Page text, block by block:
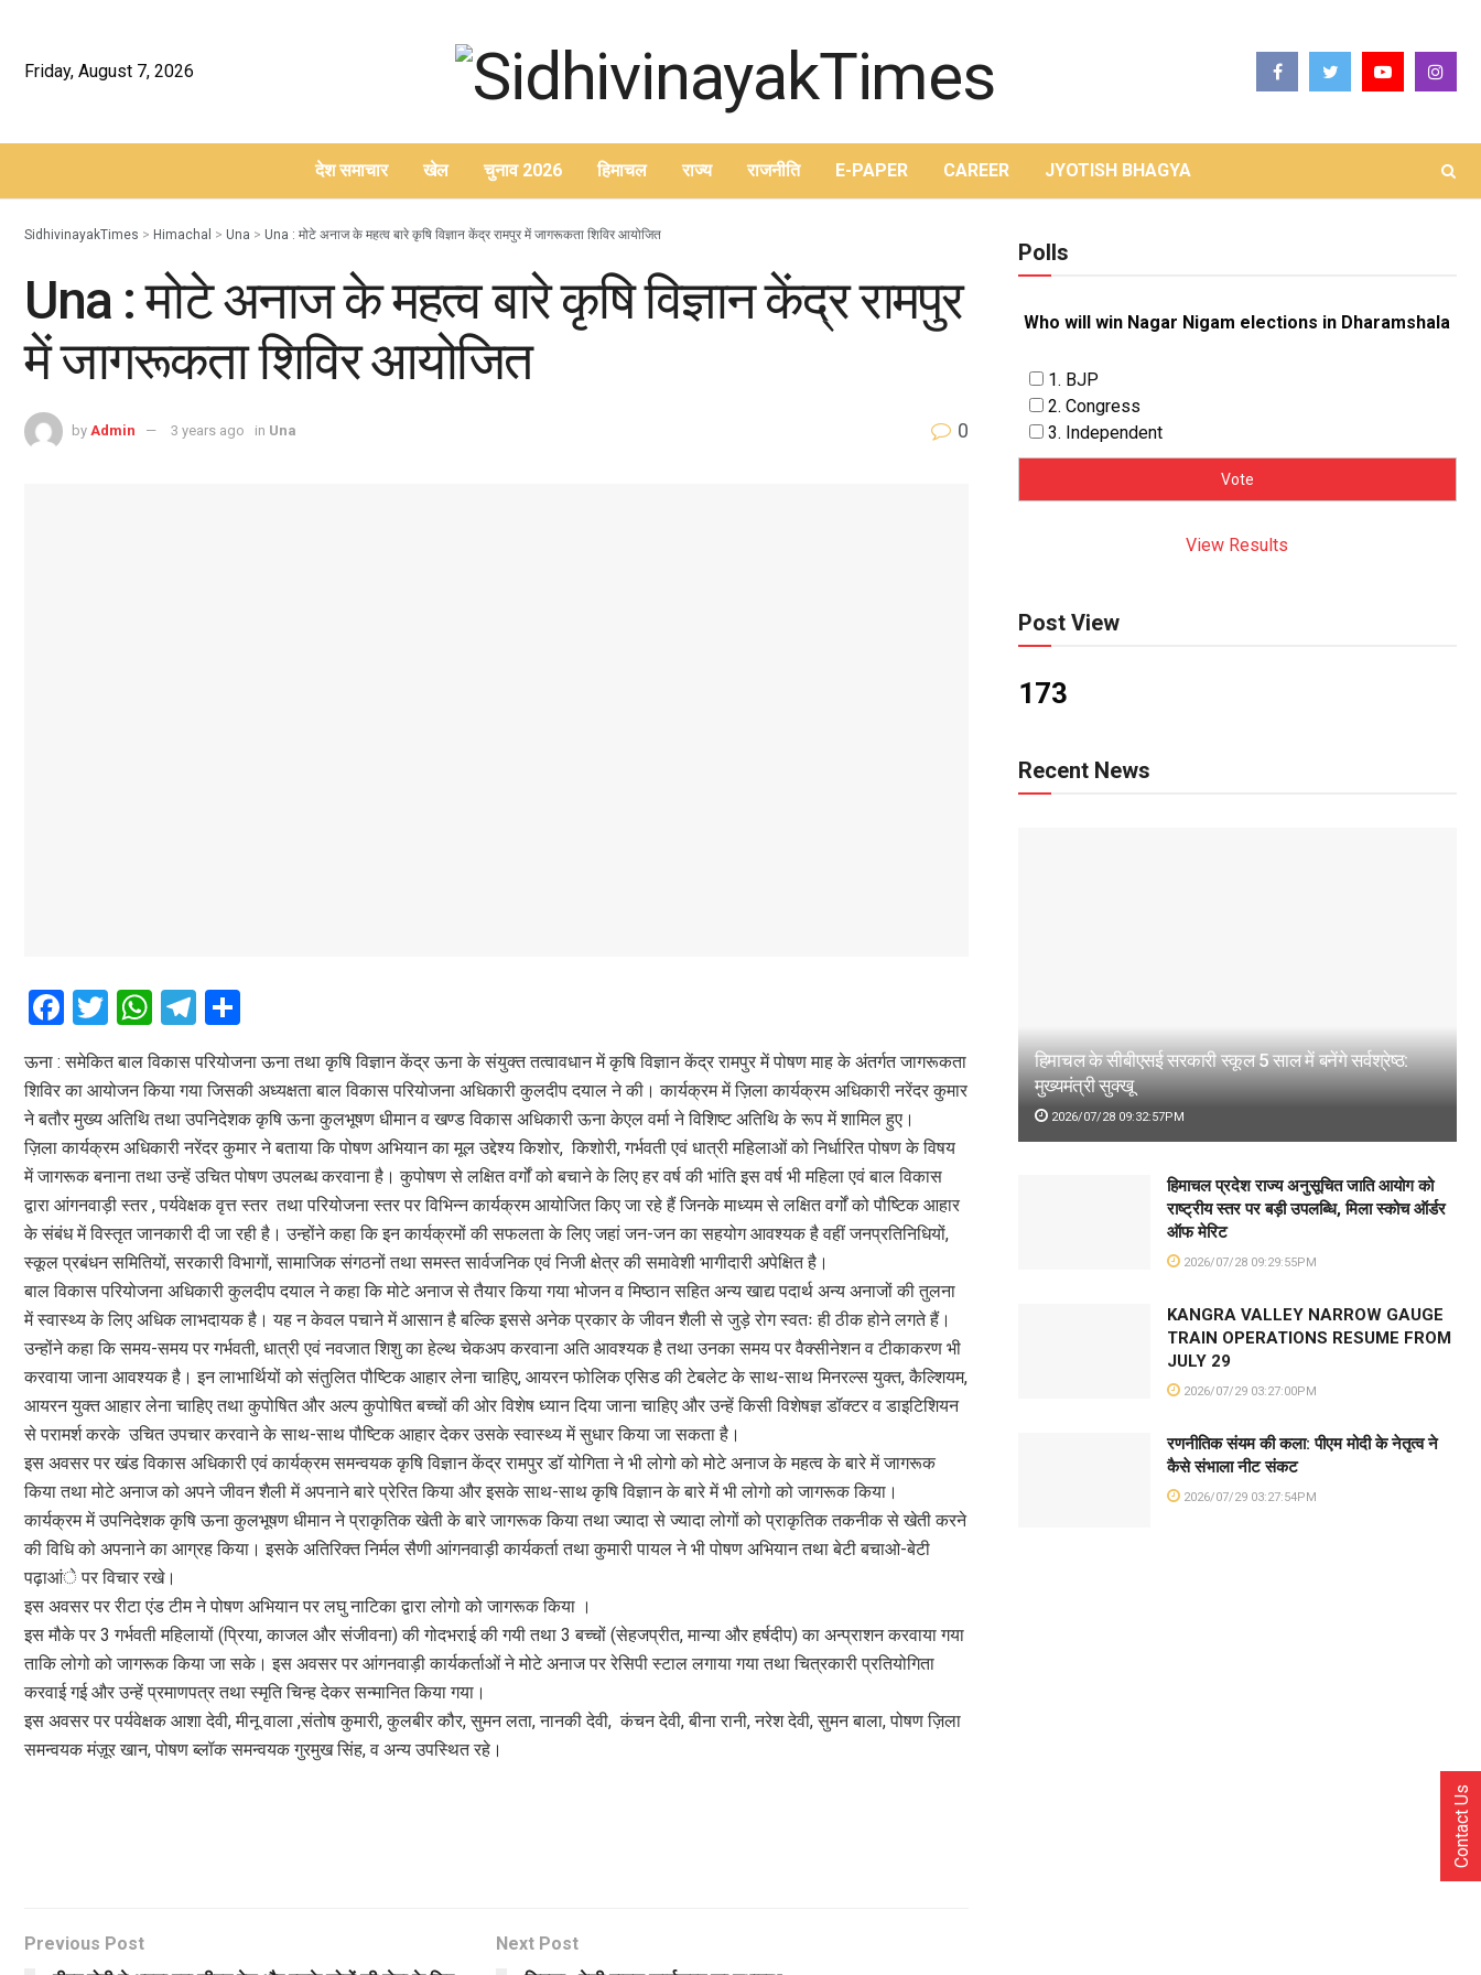
Friday, August 7, 2026
देश समाचार खेल चुनाव 2026 हिमाचल राज्य राजनीति E-PAPER CAREER JYOTISH BHAGYA
SidhivinayakTimes > Himachal > Una > Una : मोटे अनाज के महत्व बारे कृषि विज्ञान केंद्र रामपुर में जागरूकता शिविर आयोजित
Una : मोटे अनाज के महत्व बारे कृषि विज्ञान केंद्र रामपुर
में जागरूकता शिविर आयोजित
by Admin 3 years ago in Una 0
F
a
ce
b
o
o
k
T
tt
er
W
h
at
s
A
p
p
T
el
e
gr
a
m
ar
e
ऊना : समेकित बाल विकास परियोजना ऊना तथा कृषि विज्ञान केंद्र ऊना के संयुक्त तत्वावधान में कृषि विज्ञान केंद्र रामपुर में पोषण माह के अंतर्गत जागरूकता
शिविर का आयोजन किया गया जिसकी अध्यक्षता बाल विकास परियोजना अधिकारी कुलदीप दयाल ने की। कार्यक्रम में ज़िला कार्यक्रम अधिकारी नरेंदर कुमार
ने बतौर मुख्य अतिथि तथा उपनिदेशक कृषि ऊना कुलभूषण धीमान व खण्ड विकास अधिकारी ऊना केएल वर्मा ने विशिष्ट अतिथि के रूप में शामिल हुए।
ज़िला कार्यक्रम अधिकारी नरेंदर कुमार ने बताया कि पोषण अभियान का मूल उद्देश्य किशोर, किशोरी, गर्भवती एवं धात्री महिलाओं को निर्धारित पोषण के विषय
में जागरूक बनाना तथा उन्हें उचित पोषण उपलब्ध करवाना है। कुपोषण से लक्षित वर्गों को बचाने के लिए हर वर्ष की भांति इस वर्ष भी महिला एवं बाल विकास
द्वारा आंगनवाड़ी स्तर , पर्यवेक्षक वृत्त स्तर तथा परियोजना स्तर पर विभिन्न कार्यक्रम आयोजित किए जा रहे हैं जिनके माध्यम से लक्षित वर्गों को पौष्टिक आहार
के संबंध में विस्तृत जानकारी दी जा रही है। उन्होंने कहा कि इन कार्यक्रमों की सफलता के लिए जहां जन-जन का सहयोग आवश्यक है वहीं जनप्रतिनिधियों,
स्कूल प्रबंधन समितियों, सरकारी विभागों, सामाजिक संगठनों तथा समस्त सार्वजनिक एवं निजी क्षेत्र की समावेशी भागीदारी अपेक्षित है।
बाल विकास परियोजना अधिकारी कुलदीप दयाल ने कहा कि मोटे अनाज से तैयार किया गया भोजन व मिष्ठान सहित अन्य खाद्य पदार्थ अन्य अनाजों की तुलना
में स्वास्थ्य के लिए अधिक लाभदायक है। यह न केवल पचाने में आसान है बल्कि इससे अनेक प्रकार के जीवन शैली से जुड़े रोग स्वतः ही ठीक होने लगते हैं।
उन्होंने कहा कि समय-समय पर गर्भवती, धात्री एवं नवजात शिशु का हेल्थ चेकअप करवाना अति आवश्यक है तथा उनका समय पर वैक्सीनेशन व टीकाकरण भी
करवाया जाना आवश्यक है। इन लाभार्थियों को संतुलित पौष्टिक आहार लेना चाहिए, आयरन फोलिक एसिड की टेबलेट के साथ-साथ मिनरल्स युक्त, कैल्शियम,
आयरन युक्त आहार लेना चाहिए तथा कुपोषित और अल्प कुपोषित बच्चों की ओर विशेष ध्यान दिया जाना चाहिए और उन्हें किसी विशेषज्ञ डॉक्टर व डाइटिशियन
से परामर्श करके उचित उपचार करवाने के साथ-साथ पौष्टिक आहार देकर उसके स्वास्थ्य में सुधार किया जा सकता है।
इस अवसर पर खंड विकास अधिकारी एवं कार्यक्रम समन्वयक कृषि विज्ञान केंद्र रामपुर डॉ योगिता ने भी लोगो को मोटे अनाज के महत्व के बारे में जागरूक
किया तथा मोटे अनाज को अपने जीवन शैली में अपनाने बारे प्रेरित किया और इसके साथ-साथ कृषि विज्ञान के बारे में भी लोगो को जागरूक किया।
कार्यक्रम में उपनिदेशक कृषि ऊना कुलभूषण धीमान ने प्राकृतिक खेती के बारे जागरूक किया तथा ज्यादा से ज्यादा लोगों को प्राकृतिक तकनीक से खेती करने
की विधि को अपनाने का आग्रह किया। इसके अतिरिक्त निर्मल सैणी आंगनवाड़ी कार्यकर्ता तथा कुमारी पायल ने भी पोषण अभियान तथा बेटी बचाओ-बेटी
पढ़ाआंे पर विचार रखे।
इस अवसर पर रीटा एंड टीम ने पोषण अभियान पर लघु नाटिका द्वारा लोगो को जागरूक किया ।
इस मौके पर 3 गर्भवती महिलायों (प्रिया, काजल और संजीवना) की गोदभराई की गयी तथा 3 बच्चों (सेहजप्रीत, मान्या और हर्षदीप) का अन्प्राशन करवाया गया
ताकि लोगो को जागरूक किया जा सके। इस अवसर पर आंगनवाड़ी कार्यकर्ताओं ने मोटे अनाज पर रेसिपी स्टाल लगाया गया तथा चित्रकारी प्रतियोगिता
करवाई गई और उन्हें प्रमाणपत्र तथा स्मृति चिन्ह देकर सन्मानित किया गया।
इस अवसर पर पर्यवेक्षक आशा देवी, मीनू वाला ,संतोष कुमारी, कुलबीर कौर, सुमन लता, नानकी देवी, कंचन देवी, बीना रानी, नरेश देवी, सुमन बाला, पोषण ज़िला
समन्वयक मंज़ूर खान, पोषण ब्लॉक समन्वयक गुरमुख सिंह, व अन्य उपस्थित रहे।
Previous Post
Next Post
Polls
Who will win Nagar Nigam elections in Dharamshala
1. BJP
2. Congress
3. Independent
View Results
Post View
173
Recent News
हिमाचल के सीबीएसई सरकारी स्कूल 5 साल में बनेंगे सर्वश्रेष्ठ:
मुख्यमंत्री सुक्खू
2026/07/28 09:32:57PM
हिमाचल प्रदेश राज्य अनुसूचित जाति आयोग को
राष्ट्रीय स्तर पर बड़ी उपलब्धि, मिला स्कोच ऑर्डर
ऑफ मेरिट
2026/07/28 09:29:55PM
KANGRA VALLEY NARROW GAUGE
TRAIN OPERATIONS RESUME FROM
JULY 29
2026/07/29 03:27:00PM
रणनीतिक संयम की कला: पीएम मोदी के नेतृत्व ने
कैसे संभाला नीट संकट
2026/07/29 03:27:54PM
Contact Us